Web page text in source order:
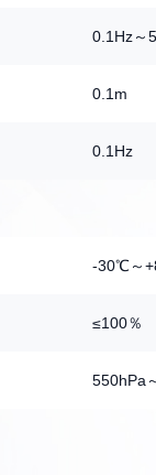
0.1Hz～
0.1m
0.1Hz
-30℃～
≤100％
550hPa